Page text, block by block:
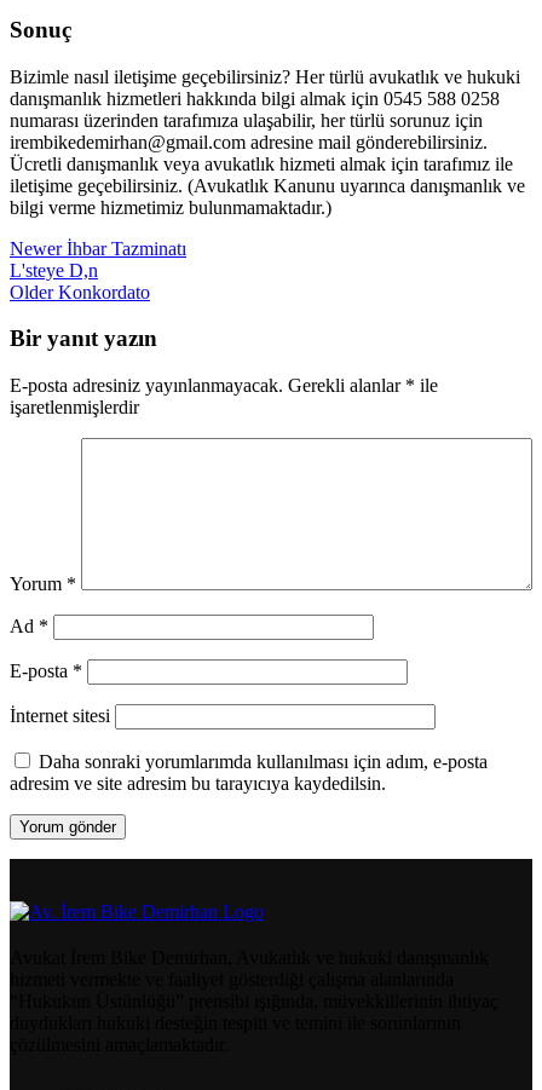
Sonuç
Bizimle nasıl iletişime geçebilirsiniz? Her türlü avukatlık ve hukuki
danışmanlık hizmetleri hakkında bilgi almak için 0545 588 0258
numarası üzerinden tarafımıza ulaşabilir, her türlü sorunuz için
irembikedemirhan@gmail.com adresine mail gönderebilirsiniz.
Ücretli danışmanlık veya avukatlık hizmeti almak için tarafımız ile
iletişime geçebilirsiniz. (Avukatlık Kanunu uyarınca danışmanlık ve
bilgi verme hizmetimiz bulunmamaktadır.)
Newer İhbar Tazminatı
L'steye D,n
Older Konkordato
Bir yanıt yazın
E-posta adresiniz yayınlanmayacak. Gerekli alanlar * ile
işaretlenmişlerdir
Yorum *
Ad *
E-posta *
İnternet sitesi
Daha sonraki yorumlarımda kullanılması için adım, e-posta
adresim ve site adresim bu tarayıcıya kaydedilsin.